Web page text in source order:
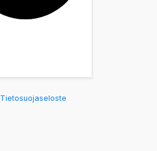
Tietosuojaseloste